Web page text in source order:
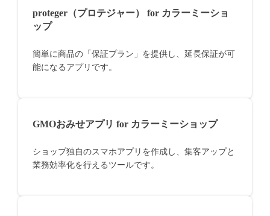
proteger（プロテジャー） for カラーミーショ
ップ
簡単に商品の「保証プラン」を提供し、延長保証が可
能になるアプリです。
GMOおみせアプリ for カラーミーショップ
ショップ独自のスマホアプリを作成し、集客アップと
業務効率化を行えるツールです。